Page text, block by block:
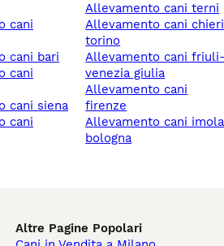
cani bari
cani siena
allevamento cani terni
allevamento cani chieri
torino
allevamento cani friuli-
venezia giulia
allevamento cani
firenze
allevamento cani imola
bologna
Altre Pagine Popolari